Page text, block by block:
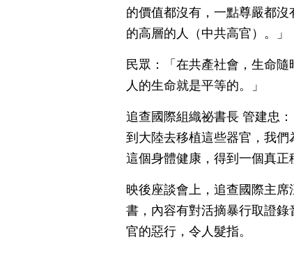
的價值都沒有，一點尊嚴都
的高層的人（中共高官）。」
民眾：「在共產社會，生命
人的生命就是平等的。」
追查國際組織祕書長 管建忠
到大陸去移植這些器官，我
這個身體健康，得到一個真正
映後座談會上，追查國際主
書，內容有對活摘暴行取證
官的惡行，令人髮指。